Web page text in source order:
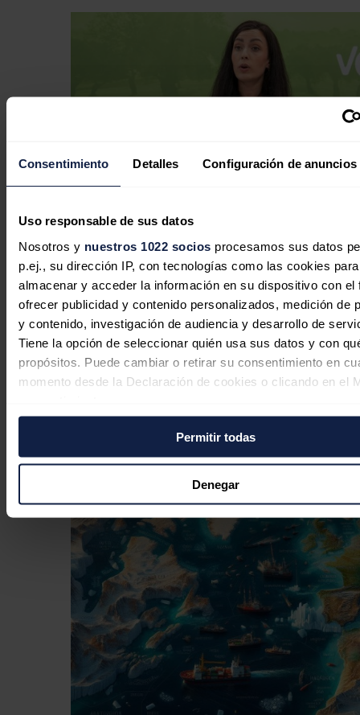
Consentimiento Detalles Configuración de anuncios
Uso responsable de sus datos
Nosotros y nuestros 1022 socios procesamos sus datos
p.ej., su dirección IP, con tecnologías como las cookies para
almacenar y acceder la información en su dispositivo con el
ofrecer publicidad y contenido personalizados, medición de
y contenido, investigación de audiencia y desarrollo de
Tiene la opción de seleccionar quién usa sus datos y con
propósitos. Puede cambiar o retirar su consentimiento en
momento desde la Declaración de cookies o clicando en el
Si lo permite, también quisiéramos:
Recopilar información sobre su ubicación geográfica
puede tener una precisión de varios metros
Identificar su dispositivo analizándolo activamente
características específicas (huellas digitales)
Obtenga más información sobre cómo se procesan sus
personales y establezca sus preferencias en la
sección de
Puede cambiar o retirar su consentimiento en cualquier
la Declaración de cookies.
Las cookies de este sitio web se usan para personalizar el
y los anuncios, ofrecer funciones de redes sociales y
tráfico. Además, compartimos información sobre el uso que
sitio web con nuestros partners de redes sociales,
Permitir todas
Denegar
Vox dice que el Gobierno debe elegir
entre "hacer caso a los expertos"
sobre Almaraz o seguir con
"fanatismo climático"
Redacción20/07/2026